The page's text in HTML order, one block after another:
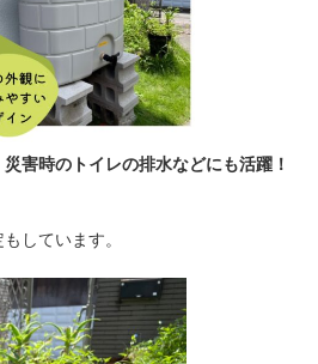
害時のトイレの排水などにも活躍！
しています。